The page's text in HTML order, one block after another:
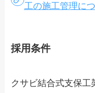
工の施工管理に
採用条件
クサビ結合式支保工